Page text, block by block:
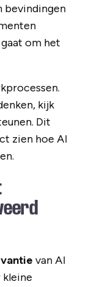
bevindingen
om het
kijk
Dit
zien hoe AI
van AI